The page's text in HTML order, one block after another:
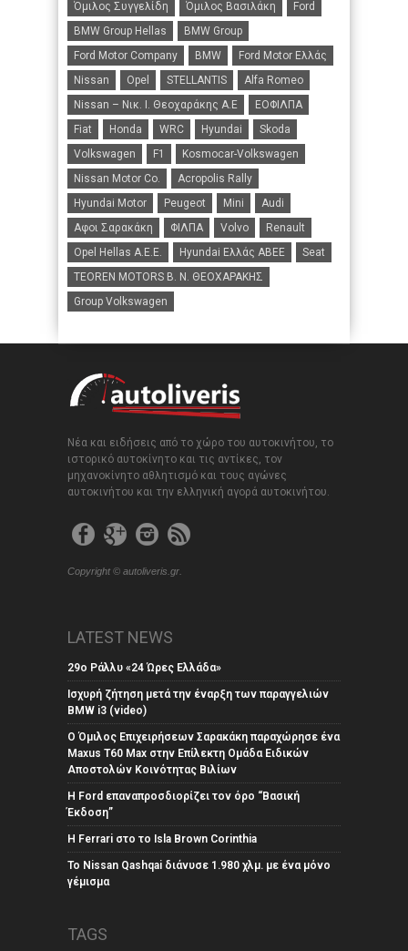
Όμιλος Συγγελίδη
Όμιλος Βασιλάκη
Ford
BMW Group Hellas
BMW Group
Ford Motor Company
BMW
Ford Motor Ελλάς
Nissan
Opel STELLANTIS
Alfa Romeo
Nissan – Νικ. Ι. Θεοχαράκης Α.Ε
ΕΟΦΙΛΠΑ
Fiat
Honda WRC Hyundai
Skoda
Volkswagen
F1
Kosmocar-Volkswagen
Nissan Motor Co.
Acropolis Rally
Hyundai Motor
Peugeot Mini
Audi
Αφοι Σαρακάκη
ΦΙΛΠΑ Volvo
Renault
Opel Hellas A.E.E.
Hyundai Ελλάς ΑΒΕΕ
Seat
TEOREN MOTORS B. N. ΘΕΟΧΑΡΑΚΗΣ
Group Volkswagen
Νέα και ειδήσεις από το χώρο του αυτοκινήτου, το
ιστορικό αυτοκίνητο και τις αντίκες, τον
μηχανοκίνητο αθλητισμό και τους αγώνες
αυτοκινήτου και την ελληνική αγορά αυτοκινήτου.
Copyright © autoliveris.gr.
LATEST NEWS
29ο Ράλλυ «24 Ώρες Ελλάδα»
Ισχυρή ζήτηση μετά την έναρξη των παραγγελιών
BMW i3 (video)
Ο Όμιλος Επιχειρήσεων Σαρακάκη παραχώρησε ένα
Maxus T60 Max στην Επίλεκτη Ομάδα Ειδικών
Αποστολών Κοινότητας Βιλίων
Η Ford επαναπροσδιορίζει τον όρο “Βασική
Έκδοση”
Η Ferrari στο το Isla Brown Corinthia
Το Nissan Qashqai διάνυσε 1.980 χλμ. με ένα μόνο
γέμισμα
TAGS